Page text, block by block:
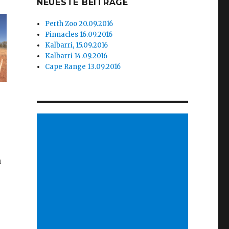
NEUESTE BEITRÄGE
Perth Zoo 20.09.2016
Pinnacles 16.09.2016
Kalbarri, 15.09.2016
Kalbarri 14.09.2016
Cape Range 13.09.2016